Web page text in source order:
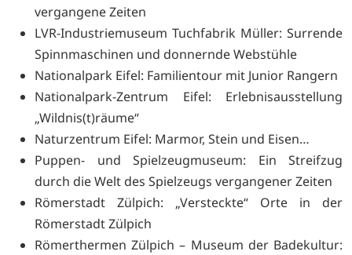
vergangene Zeiten
LVR-Industriemuseum Tuchfabrik Müller: Surrende
Spinnmaschinen und donnernde Webstühle
Nationalpark Eifel: Familientour mit Junior Rangern
Nationalpark-Zentrum Eifel: Erlebnisausstellung
„Wildnis(t)räume“
Naturzentrum Eifel: Marmor, Stein und Eisen…
Puppen- und Spielzeugmuseum: Ein Streifzug
durch die Welt des Spielzeugs vergangener Zeiten
Römerstadt Zülpich: „Versteckte“ Orte in der
Römerstadt Zülpich
Römerthermen Zülpich – Museum der Badekultur: